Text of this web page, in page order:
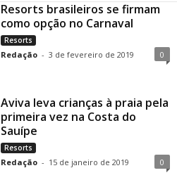
Resorts brasileiros se firmam
como opção no Carnaval
Resorts
Redação - 3 de fevereiro de 2019 0
Aviva leva crianças à praia pela
primeira vez na Costa do
Sauípe
Resorts
Redação - 15 de janeiro de 2019 0